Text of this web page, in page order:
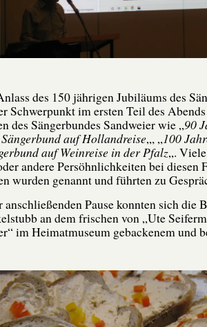
des 150 jährigen Jubiläums des
Schwerpunkt im ersten Teil des
des Sängerbundes Sandweier wie „90
auf Hollandreise„, „100
auf Weinreise in der Pfalz„.
andere Persöhnlichkeiten bei
wurden genannt und führten zu
anschließenden Pause konnten sich die
an dem frischen von „Ute
im Heimatmuseum gebackenem und